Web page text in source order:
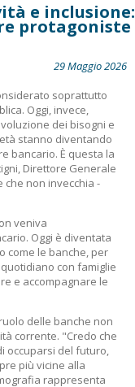
e inclusione:
protagoniste
29 Maggio 2026
soprattutto
Oggi, invece,
dei bisogni e
stanno diventando
bancario. È questa la
Direttore Generale
che non invecchia -
veniva
Oggi è diventata
come le banche, per
con famiglie
e accompagnare le
delle banche non
corrente. "Credo che
occuparsi del futuro,
più vicine alla
rappresenta